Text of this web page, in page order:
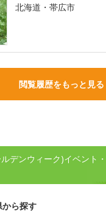
北海道・帯広市
閲覧履歴をもっと見る
デンウィーク)イベント
から探す